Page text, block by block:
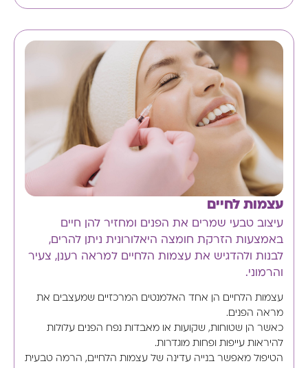
עצמות לחיים
עיצוב טבעי שמרים את הפנים ומחזיר להן חיים
באמצעות הזרקת חומצה היאלורונית ניתן להרים,
לבנות ולהדגיש את עצמות הלחיים למראה רענן, צעיר
והרמוני.
עצמות הלחיים הן אחד האלמנטים המרכזיים שמעצבים את
מראה הפנים.
כאשר הן שטוחות, שקועות או מאבדות נפח הפנים עלולות
להיראות עייפות ופחות מוגדרות.
הטיפול מאפשר בנייה עדינה של עצמות הלחיים, הרמה טבעית